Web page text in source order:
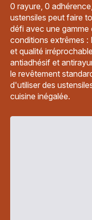
0 rayure, 0
ustensiles peut faire
défi avec une
conditions extrêmes :
et qualité
antiadhésif et
le revêtement
d'utiliser des
cuisine inégalée.